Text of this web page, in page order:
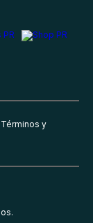
Términos y